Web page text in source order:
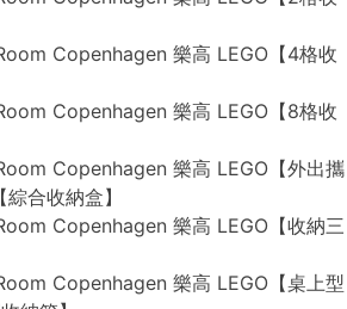
Copenhagen 樂高 LEGO【4格收
Copenhagen 樂高 LEGO【8格收
Copenhagen 樂高 LEGO【外出攜
合收納盒】
Copenhagen 樂高 LEGO【收納三
Copenhagen 樂高 LEGO【桌上型